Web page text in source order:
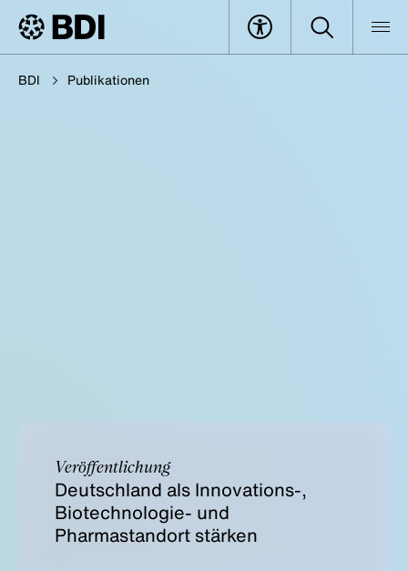
BDI Publikationen
Veröffentlichung
Deutschland als Innovations-,
Biotechnologie- und
Pharmastandort stärken